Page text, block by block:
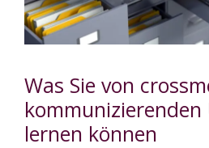
Was Sie von
lernen können